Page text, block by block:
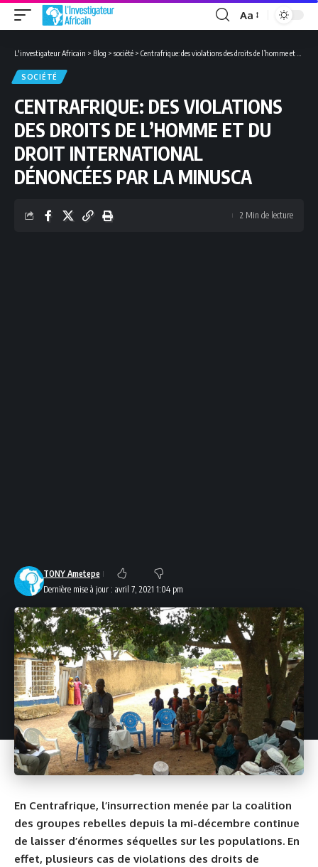
Font
Aa
L'investigateur Africain > Blog > société > Centrafrique: des violations des droits de l’homme et du droit international dénoncées par la Minusca
SOCIÉTÉ
CENTRAFRIQUE: DES VIOLATIONS
DES DROITS DE L’HOMME ET DU
DROIT INTERNATIONAL
DÉNONCÉES PAR LA MINUSCA
Dernière mise à jour : avril 7, 2021 1:04 pm
TONY Ametepe
2 Min de lecture
En Centrafrique, l’insurrection menée par la coalition
des groupes rebelles depuis la mi-décembre continue
de laisser d’énormes séquelles sur les populations. En
effet, plusieurs cas de violations des droits de